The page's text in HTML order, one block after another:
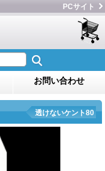
PCサイト
お問い合わせ
透けないケント80